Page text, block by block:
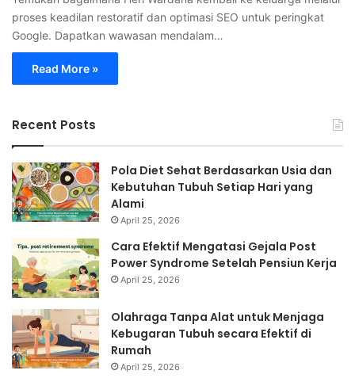
proses keadilan restoratif dan optimasi SEO untuk peringkat
Google. Dapatkan wawasan mendalam…
Read More »
Recent Posts
Pola Diet Sehat Berdasarkan Usia dan
Kebutuhan Tubuh Setiap Hari yang
Alami
April 25, 2026
Cara Efektif Mengatasi Gejala Post
Power Syndrome Setelah Pensiun Kerja
April 25, 2026
Olahraga Tanpa Alat untuk Menjaga
Kebugaran Tubuh secara Efektif di
Rumah
April 25, 2026